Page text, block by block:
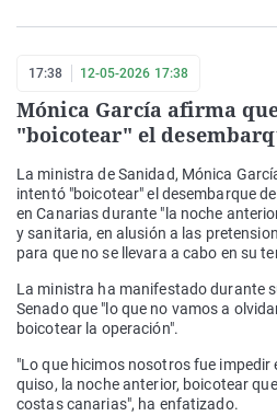
17:38 12-05-2026 17:38
Mónica García afirma
"boicotear" el
La ministra de Sanidad, Mónica
intentó "boicotear" el desembarque
en Canarias durante "la noche
y sanitaria, en alusión a las
para que no se llevara a cabo en su
La ministra ha manifestado durante
Senado que "lo que no vamos a
boicotear la operación".
"Lo que hicimos nosotros fue impedir
quiso, la noche anterior, boicotear
costas canarias", ha enfatizado.